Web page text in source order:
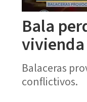
Bala
Balaceras
conflictivos.